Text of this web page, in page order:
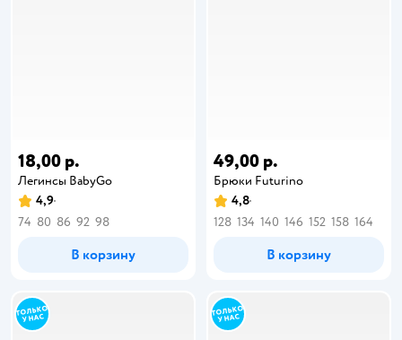
18,00 р.
Легинсы BabyGо
4,9
74 80 86 92 98
В корзину
49,00 р.
Брюки Futurino
4,8
128 134 140 146 152 158 164
В корзину